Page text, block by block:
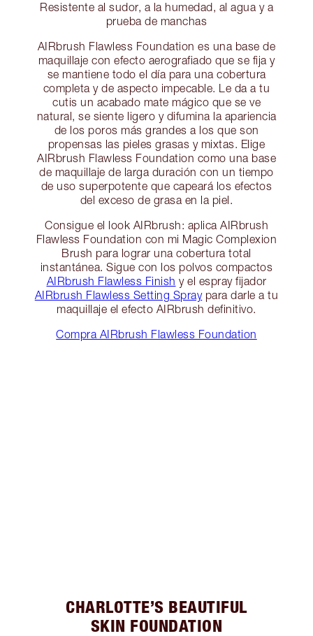
Resistente al sudor, a la humedad, al agua y a
prueba de manchas
AIRbrush Flawless Foundation es una base de
maquillaje con efecto aerografiado que se fija y
se mantiene todo el día para una cobertura
completa y de aspecto impecable. Le da a tu
cutis un acabado mate mágico que se ve
natural, se siente ligero y difumina la apariencia
de los poros más grandes a los que son
propensas las pieles grasas y mixtas. Elige
AIRbrush Flawless Foundation como una base
de maquillaje de larga duración con un tiempo
de uso superpotente que capeará los efectos
del exceso de grasa en la piel.
Consigue el look AIRbrush: aplica AIRbrush
Flawless Foundation con mi Magic Complexion
Brush para lograr una cobertura total
instantánea. Sigue con los polvos compactos
AIRbrush Flawless Finish y el espray fijador
AIRbrush Flawless Setting Spraypara darle a tu
maquillaje el efecto AIRbrush definitivo.
Compra AIRbrush Flawless Foundation
CHARLOTTE’S BEAUTIFUL
SKIN FOUNDATION